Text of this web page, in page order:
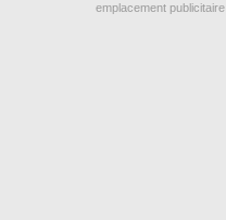
emplacement publicitaire